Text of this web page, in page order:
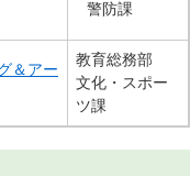
警防課
＆アー
教育総務部
文化・スポー
ツ課